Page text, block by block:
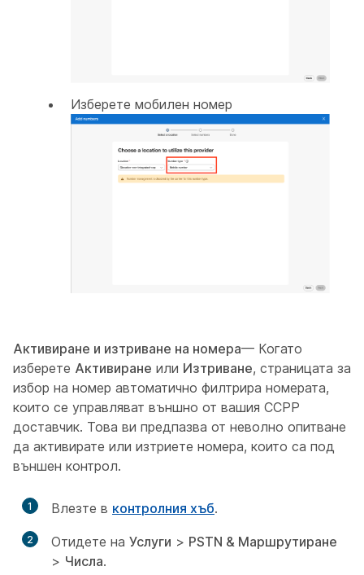
Изберете мобилен номер
Активиране и изтриване на номера— Когато
изберете Активиране или Изтриване, страницата за
избор на номер автоматично филтрира номерата,
които се управляват външно от вашия CCPP
доставчик. Това ви предпазва от неволно опитване
да активирате или изтриете номера, които са под
външен контрол.
1 Влезте в контролния хъб.
2 Отидете на Услуги > PSTN & Маршрутиране
> Числа.